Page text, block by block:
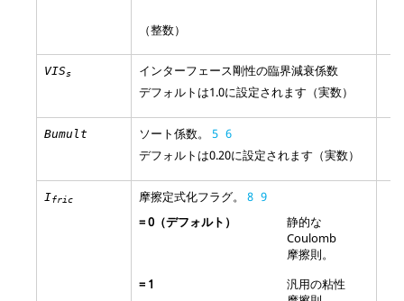
（整数）
VISs
インターフェース剛性の臨界減衰係数
デフォルトは1.0に設定されます（実数）
Bumult ソート係数。 5 6
デフォルトは0.20に設定されます（実数）
Ifric 摩擦定式化フラグ。 8 9
=0 （デフォルト）
静的な
Coulomb
摩擦則。
= 1
汎用の粘性